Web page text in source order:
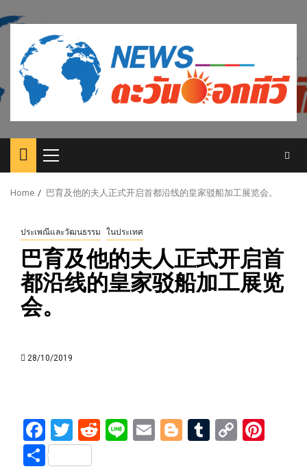
to
content
Primary
Menu
Home 巴育及他的夫人正式开启首都沿线的皇家驳船加工展览会。
ประเพณีและวัฒนธรรม ในประเทศ
巴育及他的夫人正式开启首
都沿线的皇家驳船加工展览
会。
28/10/2019
Facebook
Twitter
Reddit
LineEmailBlogger
Tumblr
Copy
Share